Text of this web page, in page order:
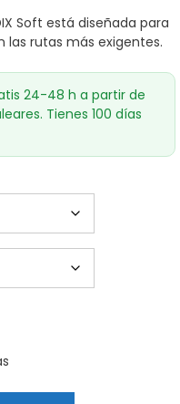
desde
66,80€
hasta
Soft está diseñada para
las rutas más exigentes.
24-48 h a partir de
Tienes 100 días